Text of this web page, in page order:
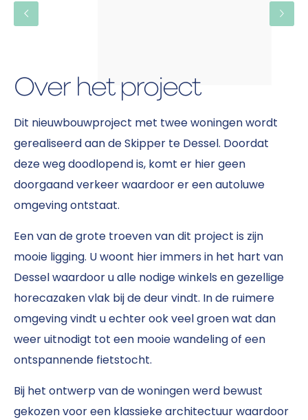
Over het project
Dit nieuwbouwproject met twee woningen wordt
gerealiseerd aan de Skipper te Dessel. Doordat
deze weg doodlopend is, komt er hier geen
doorgaand verkeer waardoor er een autoluwe
omgeving ontstaat.
Een van de grote troeven van dit project is zijn
mooie ligging. U woont hier immers in het hart van
Dessel waardoor u alle nodige winkels en gezellige
horecazaken vlak bij de deur vindt. In de ruimere
omgeving vindt u echter ook veel groen wat dan
weer uitnodigt tot een mooie wandeling of een
ontspannende fietstocht.
Bij het ontwerp van de woningen werd bewust
gekozen voor een klassieke architectuur waardoor